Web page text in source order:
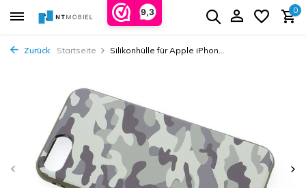
9,3 0
Zurück Startseite Silikonhülle für Apple iPhon...